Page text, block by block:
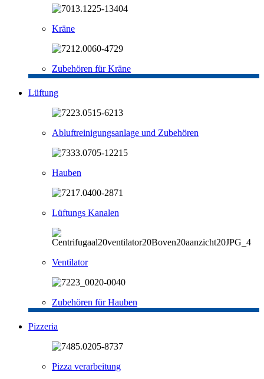
Kräne
Zubehören für Kräne
Lüftung
Abluftreinigungsanlage und Zubehören
Hauben
Lüftungs Kanalen
Ventilator
Zubehören für Hauben
Pizzeria
Pizza verarbeitung